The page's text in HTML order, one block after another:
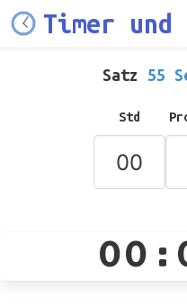
Timer und
Satz 55
Std